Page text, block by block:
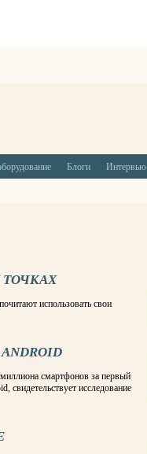
Блоги Интервью
использовать свои
смартфонов за первый
свидетельствует исследование